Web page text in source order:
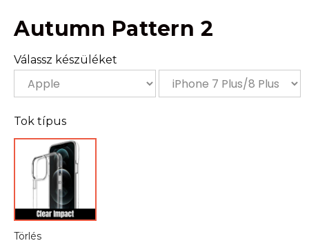
Autumn Pattern 2
Válassz készüléket
Tok típus
Törlés